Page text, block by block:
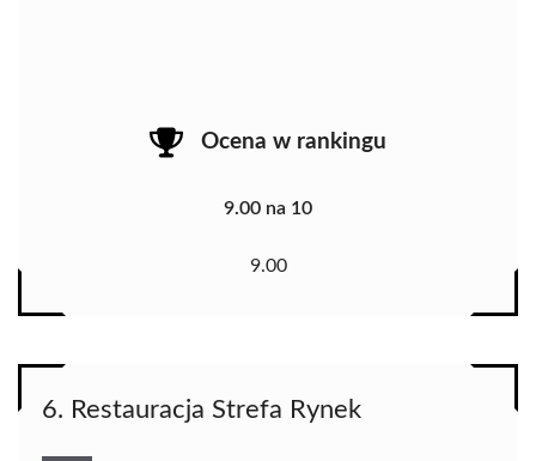
Ocena w rankingu
9.00 na 10
9.00
6. Restauracja Strefa Rynek